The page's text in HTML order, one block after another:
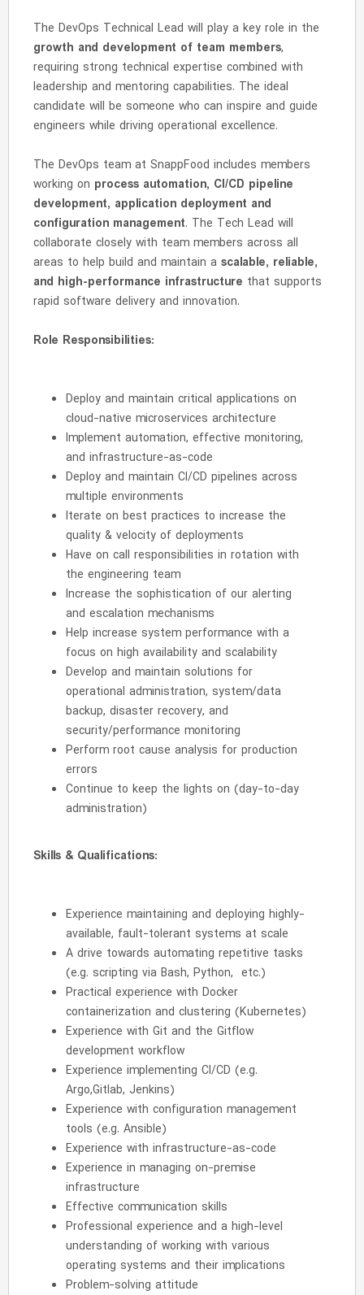
The DevOps Technical Lead will play a key role in the
growth and development of team members,
requiring strong technical expertise combined with
leadership and mentoring capabilities. The ideal
candidate will be someone who can inspire and guide
engineers while driving operational excellence.
The DevOps team at SnappFood includes members
working on process automation, CI/CD pipeline
development, application deployment and
configuration management. The Tech Lead will
collaborate closely with team members across all
areas to help build and maintain a scalable, reliable,
and high-performance infrastructure that supports
rapid software delivery and innovation.
Role Responsibilities:
Deploy and maintain critical applications on
cloud-native microservices architecture
Implement automation, effective monitoring,
and infrastructure-as-code
Deploy and maintain CI/CD pipelines across
multiple environments
Iterate on best practices to increase the
quality & velocity of deployments
Have on call responsibilities in rotation with
the engineering team
Increase the sophistication of our alerting
and escalation mechanisms
Help increase system performance with a
focus on high availability and scalability
Develop and maintain solutions for
operational administration, system/data
backup, disaster recovery, and
security/performance monitoring
Perform root cause analysis for production
errors
Continue to keep the lights on (day-to-day
administration)
Skills & Qualifications:
Experience maintaining and deploying highly-
available, fault-tolerant systems at scale
A drive towards automating repetitive tasks
(e.g. scripting via Bash, Python, etc.)
Practical experience with Docker
containerization and clustering (Kubernetes)
Experience with Git and the Gitflow
development workflow
Experience implementing CI/CD (e.g.
Argo,Gitlab, Jenkins)
Experience with configuration management
tools (e.g. Ansible)
Experience with infrastructure-as-code
Experience in managing on-premise
infrastructure
Effective communication skills
Professional experience and a high-level
understanding of working with various
operating systems and their implications
Problem-solving attitude